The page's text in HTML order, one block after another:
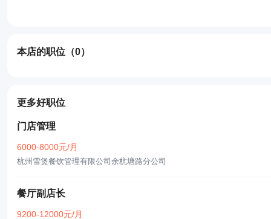
本店的职位 （0）
更多好职位
门店管理
6000-8000元/月
杭州雪煲餐饮管理有限公司余杭塘路分公司
餐厅副店长
9200-12000元/月